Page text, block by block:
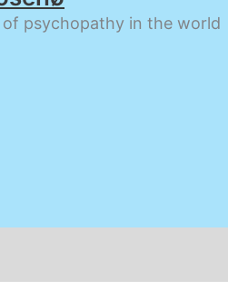
psychopathy in the world